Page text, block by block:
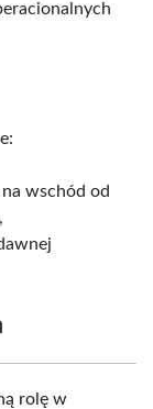
wschód od
rolę w